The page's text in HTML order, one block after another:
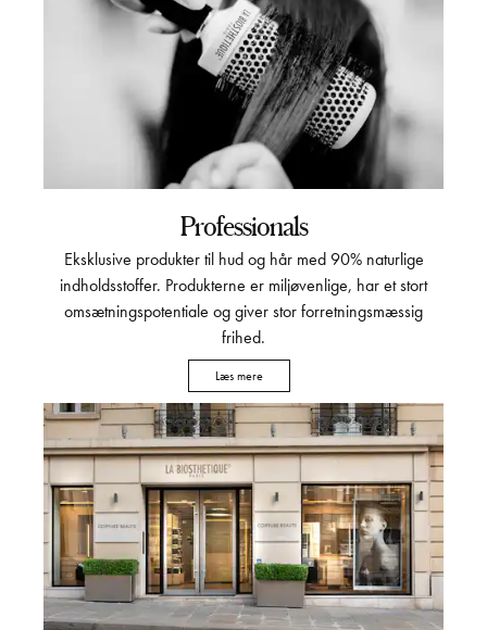
Professionals
Eksklusive produkter til hud og hår med 90% naturlige
indholdsstoffer. Produkterne er miljøvenlige, har et stort
omsætningspotentiale og giver stor forretningsmæssig
frihed.
Læs mere